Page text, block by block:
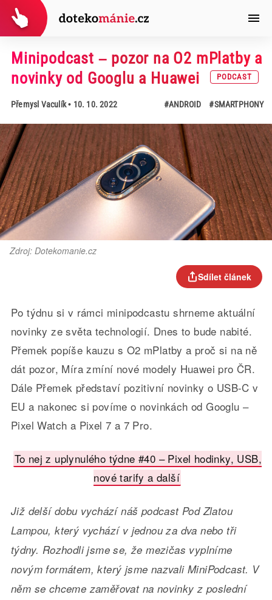
Minipodcast – pozor na O2 mPlatby a
novinky od Googlu a Huawei
PODCAST
Přemysl Vaculík• 10. 10. 2022 #ANDROID #SMARTPHONY
Zdroj: Dotekomanie.cz
Sdílet článek
Po týdnu si v rámci minipodcastu shrneme aktuální
novinky ze světa technologií. Dnes to bude nabité.
Přemek popíše kauzu s O2 mPlatby a proč si na ně
dát pozor, Míra zmíní nové modely Huawei pro ČR.
Dále Přemek představí pozitivní novinky o USB-C v
EU a nakonec si povíme o novinkách od Googlu –
Pixel Watch a Pixel 7 a 7 Pro.
To nej z uplynulého týdne #40 – Pixel hodinky, USB,
nové tarify a další
Již delší dobu vychází náš podcast Pod Zlatou
Lampou, který vychází v jednou za dva nebo tři
týdny. Rozhodli jsme se, že mezičas vyplníme
novým formátem, který jsme nazvali MiniPodcast. V
něm se chceme zaměřovat na novinky z poslední